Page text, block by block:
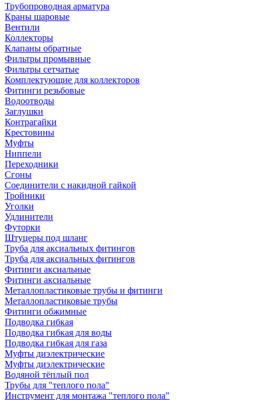
Трубопроводная арматура
Краны шаровые
Вентили
Коллекторы
Клапаны обратные
Фильтры промывные
Фильтры сетчатые
Комплектующие для коллекторов
Фитинги резьбовые
Водоотводы
Заглушки
Контрагайки
Крестовины
Муфты
Ниппели
Переходники
Сгоны
Соединители с накидной гайкой
Тройники
Уголки
Удлинители
Футорки
Штуцеры под шланг
Труба для аксиальных фитингов
Труба для аксиальных фитингов
Фитинги аксиальные
Фитинги аксиальные
Металлопластиковые трубы и фитинги
Металлопластиковые трубы
Фитинги обжимные
Подводка гибкая
Подводка гибкая для воды
Подводка гибкая для газа
Муфты диэлектрические
Муфты диэлектрические
Водяной тёплый пол
Трубы для "теплого пола"
Инструмент для монтажа "теплого пола"